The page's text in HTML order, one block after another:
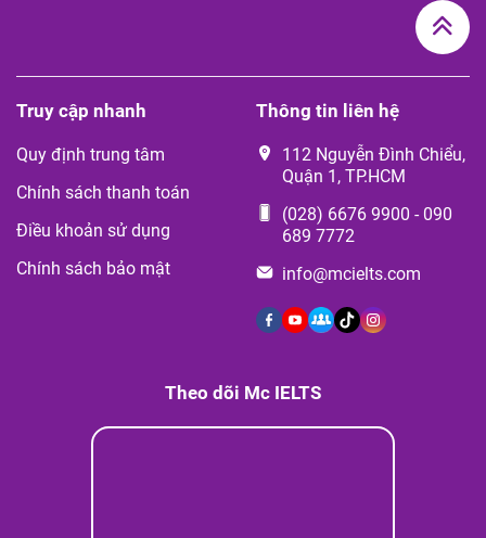
Truy cập nhanh
Quy định trung tâm
Chính sách thanh toán
Điều khoản sử dụng
Chính sách bảo mật
Thông tin liên hệ
112 Nguyễn Đình Chiểu,
Quận 1, TP.HCM
(028) 6676 9900 - 090
689 7772
info@mcielts.com
Theo dõi Mc IELTS